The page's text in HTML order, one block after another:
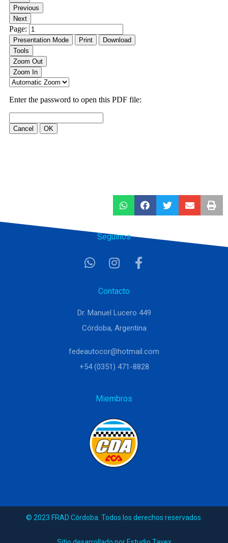
Seguinos
Contacto
Dr. Manuel Lucero 449
Córdoba, Argentina
fedeautocor@hotmail.com
+54 (0351) 471-8828
Miembros
© 2023 FRAD Córdoba. Todos los derechos reservados.